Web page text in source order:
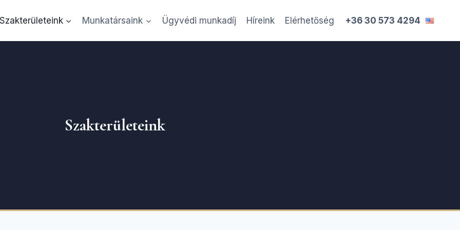
Alexandra Ügyvédi Iroda Budapest
Szakterületeink Munkatársaink Ügyvédi munkadíj Híreink Elérhetőség +36 30 573 4294
Szakterületeink